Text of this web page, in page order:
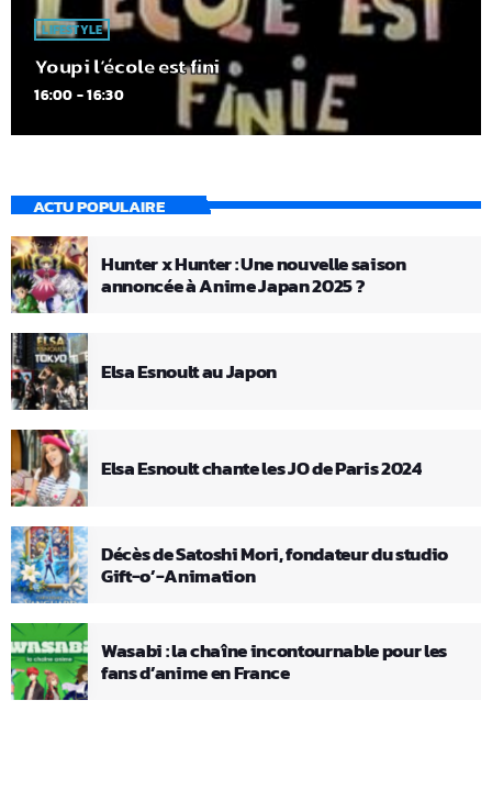
LIFESTYLE
Youpi l’école est fini
16:00 - 16:30
ACTU POPULAIRE
Hunter x Hunter : Une nouvelle saison
annoncée à Anime Japan 2025 ?
Elsa Esnoult au Japon
Elsa Esnoult chante les JO de Paris 2024
Décès de Satoshi Mori, fondateur du studio
Gift-o’-Animation
Wasabi : la chaîne incontournable pour les
fans d’anime en France